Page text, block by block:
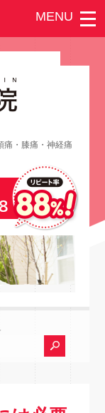
痛・膝痛・神経痛